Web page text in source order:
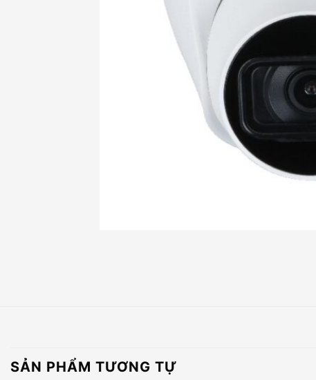
SẢN PHẨM TƯƠNG TỰ